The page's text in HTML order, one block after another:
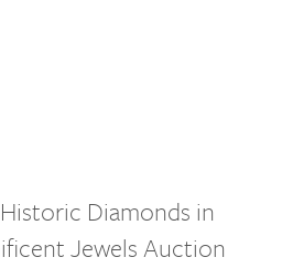
Diamonds in
Jewels Auction